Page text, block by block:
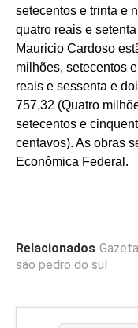
setecentos e trinta e
quatro reais e
Mauricio Cardoso
milhões, setecentos
reais e sessenta e
757,32 (Quatro
setecentos e
centavos). As obras
Econômica Federal.
Relacionados
são pedro do sul